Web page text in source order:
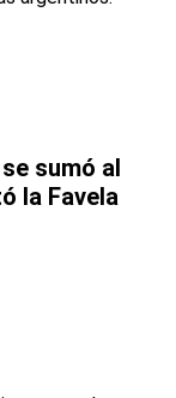
sumó al
la Favela